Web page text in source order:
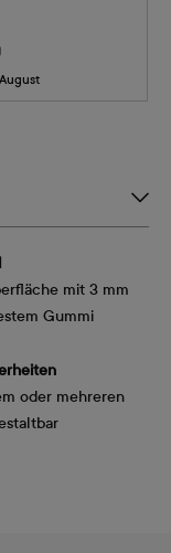
mit 3 mm
Gummi
oder mehreren